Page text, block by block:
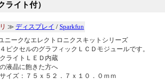
イト付）
≫ ディスプレイ / Sparkfun
ニークなエレクトロニクスキットシリーズ
ピクセルのグラフィックＬＣＤモジュールです。
ライトＬＥＤ内蔵
液晶に飽きた方へ
イズ：７５ｘ５２．７ｘ１０．０ｍｍ